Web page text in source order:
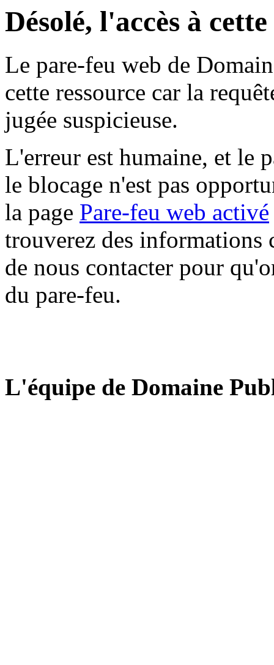
Désolé, l'accès à
Le pare-feu web de
cette ressource car la
jugée suspicieuse.
L'erreur est humaine, et le
le blocage n'est pas
la page Pare-feu web activé
trouverez des informations
de nous contacter pour
du pare-feu.
L'équipe de Domaine